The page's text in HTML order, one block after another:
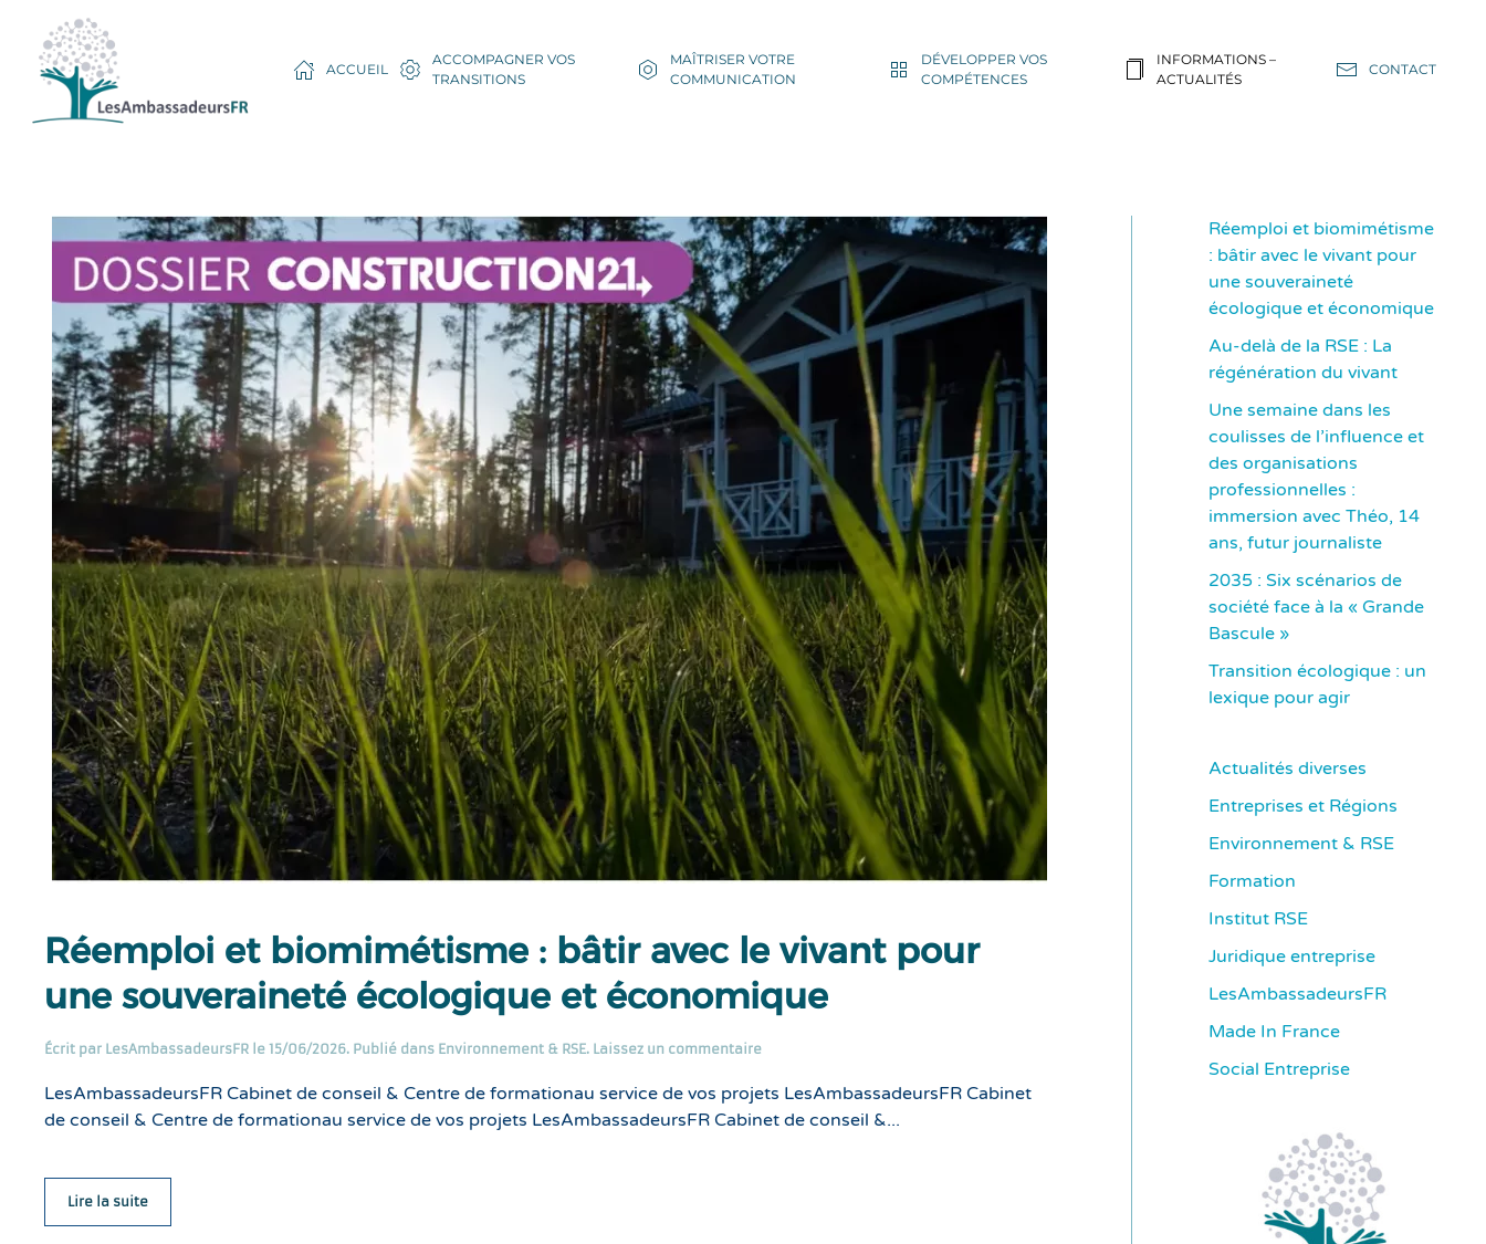
ACCUEIL
ACCOMPAGNER VOS
TRANSITIONS
MAÎTRISER VOTRE
COMMUNICATION
DÉVELOPPER VOS
COMPÉTENCES
INFORMATIONS –
ACTUALITÉS
CONTACT
Réemploi et biomimétisme : bâtir avec le vivant pour
une souveraineté écologique et économique
Écrit par LesAmbassadeursFR le 15/06/2026. Publié dans Environnement & RSE. Laissez un commentaire
LesAmbassadeursFR Cabinet de conseil & Centre de formationau service de vos projets LesAmbassadeursFR Cabinet
de conseil & Centre de formationau service de vos projets LesAmbassadeursFR Cabinet de conseil &...
Lire la suite
Réemploi et biomimétisme
: bâtir avec le vivant pour
une souveraineté
écologique et économique
Au-delà de la RSE : La
régénération du vivant
Une semaine dans les
coulisses de l’influence et
des organisations
professionnelles :
immersion avec Théo, 14
ans, futur journaliste
2035 : Six scénarios de
société face à la « Grande
Bascule »
Transition écologique : un
lexique pour agir
Actualités diverses
Entreprises et Régions
Environnement & RSE
Formation
Institut RSE
Juridique entreprise
LesAmbassadeursFR
Made In France
Social Entreprise